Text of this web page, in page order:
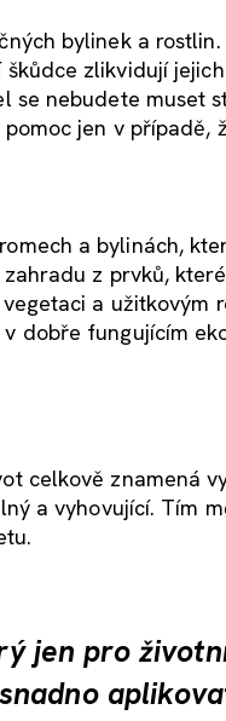
bylinek a
škůdce zlikvidují
nebudete muset
jen v případě,
a bylinách,
z prvků,
a užitkovým
dobře fungujícím
celkově znamená
a vyhovující. Tím
jen pro